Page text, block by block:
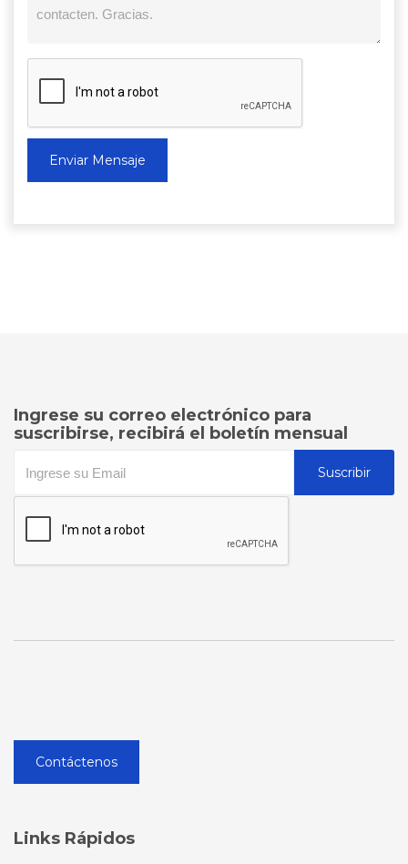
Enviar Mensaje
Ingrese su correo electrónico para
suscribirse, recibirá el boletín mensual
Suscribir
Contáctenos
Links Rápidos